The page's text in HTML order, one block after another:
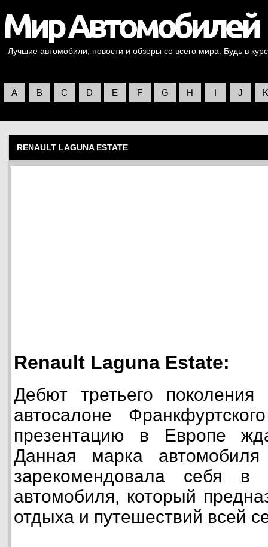
Лучшие автомобили, новости и обзоры со всего мира. Будь в
A B C D E F G H I J K
RENAULT LAGUNA ESTATE
Renault Laguna Estate:
Дебют третьего
автосалоне
презентацию в Европе
Данная марка
зарекомендовала себя в
автомобиля, который
отдыха и путешествий всей